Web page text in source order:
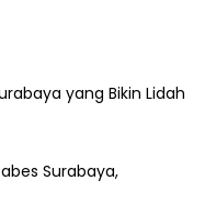
yang Bikin Lidah
Surabaya,